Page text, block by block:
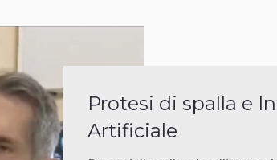
Protesi di spalla e
Artificiale